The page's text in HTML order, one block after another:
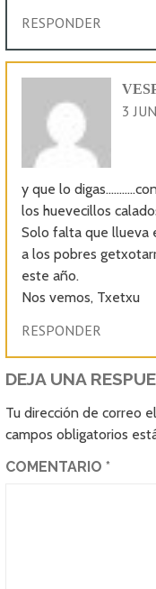
RESPONDER
3
y que lo
los huevecillos
Solo falta que llueva
a los pobres
este año.
Nos vemos, Txetxu
RESPONDER
DEJA UNA
Tu dirección de correo
campos obligatorios
COMENTARIO*